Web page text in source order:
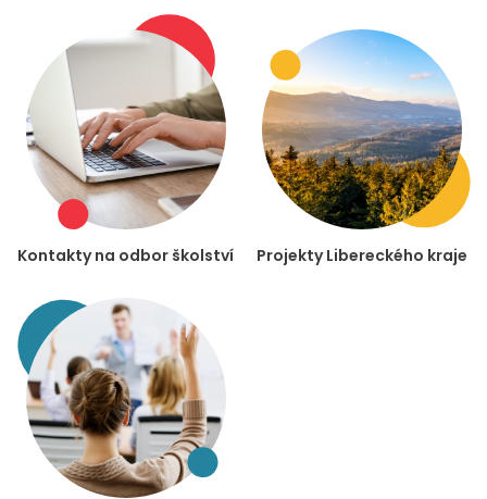
Kontakty na odbor školství Projekty Libereckého kraje